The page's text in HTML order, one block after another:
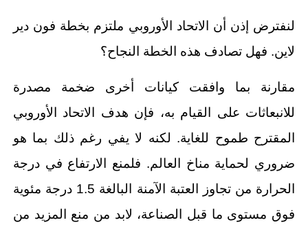
لنفترض إذن أن الاتحاد الأوروبي ملتزم بخطة فون دير
لاين. فهل تصادف هذه الخطة النجاح؟
مقارنة بما وافقت كيانات أخرى ضخمة مصدرة
للانبعاثات على القيام به، فإن هدف الاتحاد الأوروبي
المقترح طموح للغاية. لكنه لا يفي رغم ذلك بما هو
ضروري لحماية مناخ العالم. فلمنع الارتفاع في درجة
الحرارة من تجاوز العتبة الآمنة البالغة 1.5 درجة مئوية
فوق مستوى ما قبل الصناعة، لابد من منع المزيد من